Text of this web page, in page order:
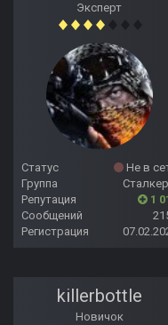
Эксперт
Статус
Не в
Группа
Репутация
1
Сообщений
Регистрация
killerbottle
Новичок